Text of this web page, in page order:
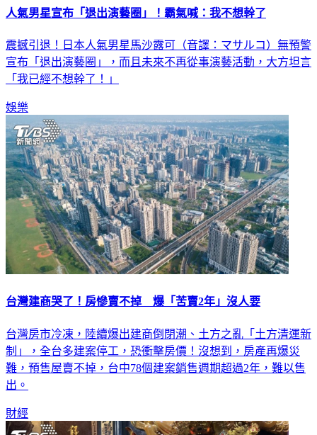
人氣男星宣布「退出演藝圈」！霸氣喊：我不想幹了
震撼引退！日本人氣男星馬沙露可（音譯：マサルコ）無預警
宣布「退出演藝圈」，而且未來不再從事演藝活動，大方坦言
「我已經不想幹了！」
娛樂
台灣建商哭了！房慘賣不掉 爆「苦賣2年」沒人要
台灣房市冷凍，陸續爆出建商倒閉潮、土方之亂「土方清運新
制」，全台多建案停工，恐衝擊房價！沒想到，房產再爆災
難，預售屋賣不掉，台中78個建案銷售週期超過2年，難以售
出。
財經